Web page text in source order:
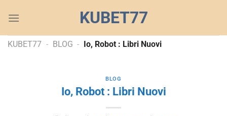
đến
dung
KUBET77
KUBET77 - BLOG - Io, Robot : Libri Nuovi
BLOG
Io, Robot : Libri Nuovi